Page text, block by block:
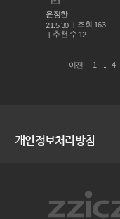
윤정한
21.5.30
조회 163
추천 수 12
이전 1 4
개인정보처리방침